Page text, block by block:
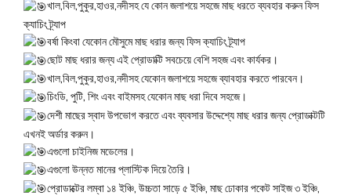
খাল,বিল,পুকুর,হাওর,নদীসহ যে কোন জলাশয়ে সহজে মাছ ধরতে ব্যবহার করুন ফিস
ক্যাচিং ট্র্যাপ
বর্ষা কিংবা যেকোন মৌসুমে মাছ ধরার জন্য ফিস ক্যাচিং ট্র্যাপ
ছোট মাছ ধরার জন্য এই প্রোডাক্টি সবচেয়ে বেশি সহজ এবং কার্যকর।
খাল,বিল,পুকুর,হাওর,নদীসহ যেকোন জলাশয়ে সহজে ব্যাবহার করতে পারবেন।
চিংডি, পুটি, শিং এবং বাইমসহ যেকোন মাছ ধরা দিবে সহজে।
দেশী মাছের স্বাদ উপভোগ করতে এবং ব্যবসার উদ্দেশ্যে মাছ ধরার জন্য প্রোডাক্টটি
এখনই অর্ডার করুন।
এগুলো চাইনিজ মডেলের।
এগুলো উন্নত মানের প্লাস্টিক দিয়ে তৈরি।
প্রোডাক্টের লম্বা ১৪ ইঞ্চি, উচ্চতা সাড়ে ৫ ইঞ্চি, মাছ ঢোকার পকেট সাইজ ৩ ইঞ্চি,